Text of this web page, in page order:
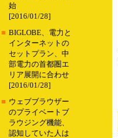
始
[2016/01/28]
■ BIGLOBE、電力と
インターネットの
セットプラン、中
部電力の首都圏エ
リア展開に合わせ
[2016/01/28]
■ ウェブブラウザー
のプライベートブ
ラウジング機能、
認知していた人は